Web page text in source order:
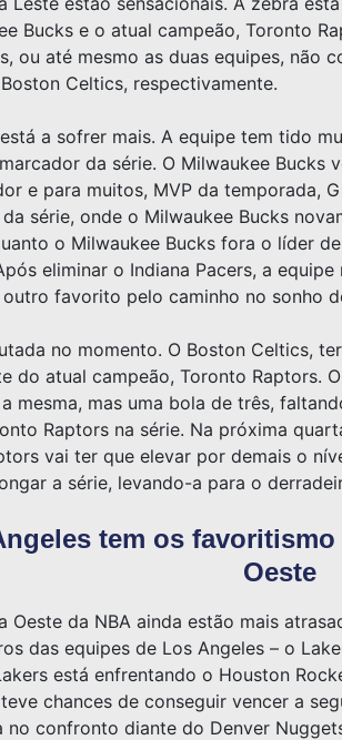
Bucks e o atual campeão, Toronto
ou até mesmo as duas equipes, não
Celtics, respectivamente.
a sofrer mais. A equipe tem tido
da série. O Milwaukee Bucks
e para muitos, MVP da temporada,
série, onde o Milwaukee Bucks
o Milwaukee Bucks fora o líder
eliminar o Indiana Pacers, a
favorito pelo caminho no sonho
no momento. O Boston Celtics,
do atual campeão, Toronto Raptors.
mesma, mas uma bola de três,
Raptors na série. Na próxima
vai ter que elevar por demais o
a série, levando-a para o
tem os
Oeste
Oeste da NBA ainda estão mais
das equipes de Los Angeles – o
está enfrentando o Houston
chances de conseguir vencer a
no confronto diante do Denver